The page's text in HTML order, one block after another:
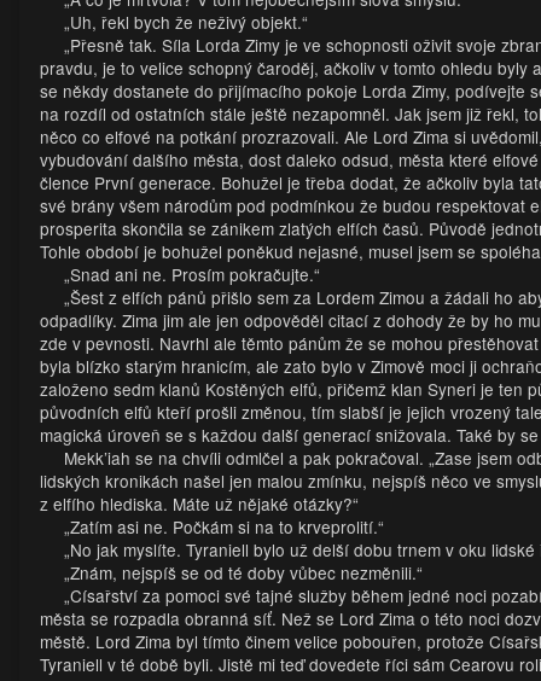
„Uh, řekl bych že neživý objekt.“
„Přesně tak. Síla Lorda Zimy je ve schopnosti oživit svoje
pravdu, je to velice schopný čaroděj, ačkoliv v tomto ohledu
se někdy dostanete do přijímacího pokoje Lorda Zimy, podívejte
na rozdíl od ostatních stále ještě nezapomněl. Jak jsem již řekl,
něco co elfové na potkání prozrazovali. Ale Lord Zima si
vybudování dalšího města, dost daleko odsud, města které
člence První generace. Bohužel je třeba dodat, že ačkoliv byla
své brány všem národům pod podmínkou že budou respektovat
prosperita skončila se zánikem zlatých elfích časů. Původě
Tohle období je bohužel poněkud nejasné, musel jsem se
„Snad ani ne. Prosím pokračujte.“
„Šest z elfích pánů přišlo sem za Lordem Zimou a žádali ho
odpadlíky. Zima jim ale jen odpověděl citací z dohody že by ho
zde v pevnosti. Navrhl ale těmto pánům že se mohou
byla blízko starým hranicím, ale zato bylo v Zimově moci ji
založeno sedm klanů Kostěných elfů, přičemž klan Syneri je ten
původních elfů kteří prošli změnou, tím slabší je jejich vrozený
magická úroveň se s každou další generací snižovala. Také by
Mekk’iah se na chvíli odmlčel a pak pokračoval. „Zase jsem
lidských kronikách našel jen malou zmínku, nejspíš něco ve
z elfího hlediska. Máte už nějaké otázky?“
„Zatím asi ne. Počkám si na to krveprolití.“
„No jak myslíte. Tyraniell bylo už delší dobu trnem v oku
„Znám, nejspíš se od té doby vůbec nezměnili.“
„Císařství za pomoci své tajné služby během jedné noci
města se rozpadla obranná síť. Než se Lord Zima o této noci
městě. Lord Zima byl tímto činem velice pobouřen, protože
Tyraniell v té době byli. Jistě mi teď dovedete říci sám Cearovu